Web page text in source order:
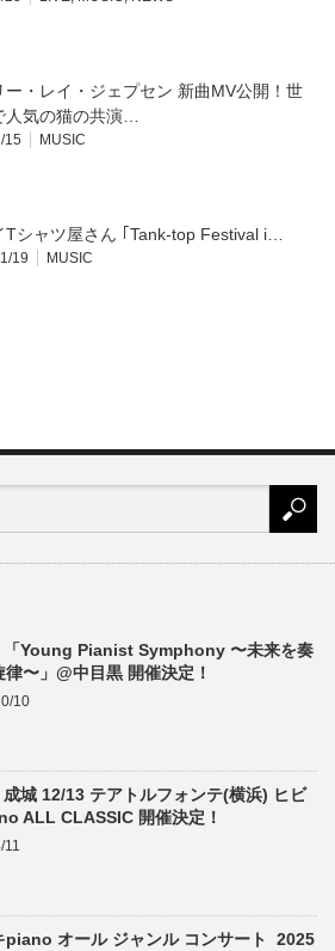
ー・レイ・ジェプセン 新曲MV公開！世
人気の猫の共演…
15 MUSIC
Tシャツ屋さん ｢Tank-top Festival i…
19 MUSIC
「Young Pianist Symphony 〜未来を奏
律〜」@中目黒 開催決定！
10
城 12/13 テアトルフォンテ(横浜) ヒビ
ALL CLASSIC 開催決定！
11
piano オール ジャンル コンサート 2025